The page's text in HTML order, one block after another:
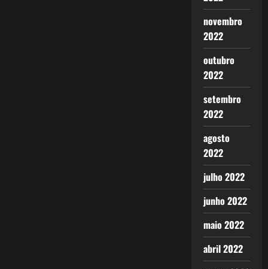
novembro
2022
outubro
2022
setembro
2022
agosto
2022
julho 2022
junho 2022
maio 2022
abril 2022